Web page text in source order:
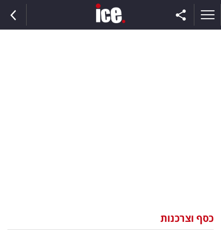
וצרכנות
כסף וצרכנות